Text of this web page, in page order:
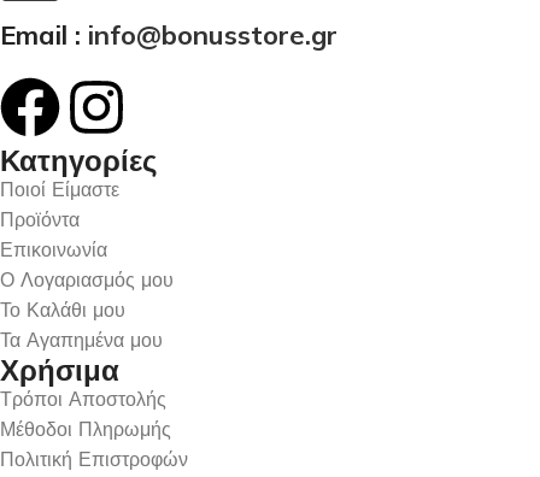
Email : info@bonusstore.gr
Κατηγορίες
Ποιοί Είμαστε
Προϊόντα
Επικοινωνία
Ο Λογαριασμός μου
Το Καλάθι μου
Τα Αγαπημένα μου
Χρήσιμα
Τρόποι Αποστολής
Μέθοδοι Πληρωμής
Πολιτική Επιστροφών